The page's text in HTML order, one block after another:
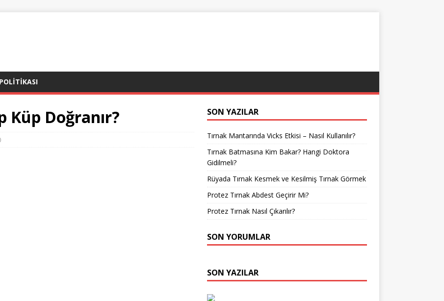
Küp Doğranır? SON YAZILAR
Tırnak Mantarında Vicks Etkisi – Nasıl Kullanılır?
Tırnak Batmasına Kim Bakar? Hangi Doktora
Gidilmeli?
Rüyada Tırnak Kesmek ve Kesilmiş Tırnak Görmek
Protez Tırnak Abdest Geçirir Mi?
Protez Tırnak Nasıl Çıkarılır?
SON YORUMLAR
SON YAZILAR